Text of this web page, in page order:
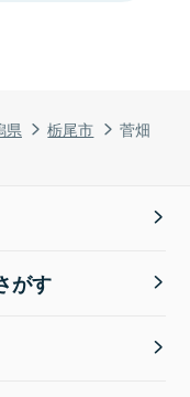
県 栃尾市 菅畑
がす